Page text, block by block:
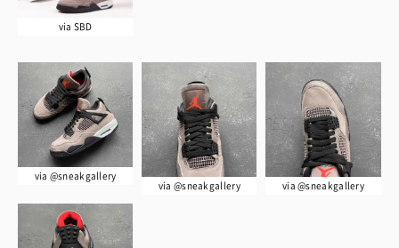
via SBD
via @sneakgallery
via @sneakgallery via @sneakgallery